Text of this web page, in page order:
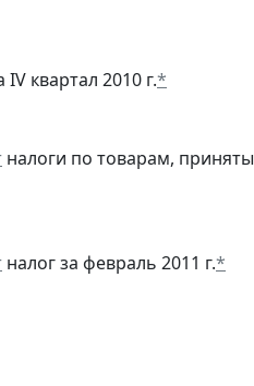
квартал 2010 г.*
налоги по товарам,
налог за февраль 2011 г.*